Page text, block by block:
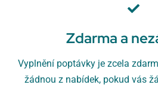
Zdarma a
Vyplnění poptávky je zcela
žádnou z nabídek, pokud vás